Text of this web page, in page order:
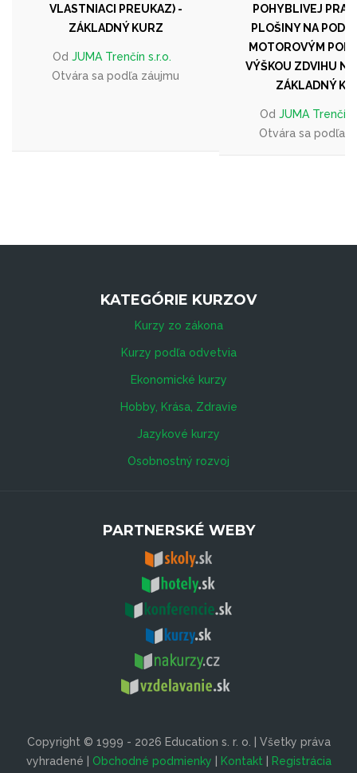
VLASTNIACI PREUKAZ) -
ZÁKLADNÝ KURZ
Od JUMA Trenčín s.r.o.
Otvára sa podľa záujmu
POHYBLIVEJ
PLOŠINY NA
MOTOROVÝM
VÝŠKOU ZDVIHU
ZÁKLADNÝ
Od JUMA Trenčín
Otvára sa podľa
KATEGÓRIE KURZOV
Kurzy zo zákona
Kurzy podľa odvetvia
Ekonomické kurzy
Hobby, Krása, Zdravie
Jazykové kurzy
Osobnostný rozvoj
PARTNERSKÉ WEBY
Copyright © 1999 - 2026 Education s. r. o. | Všetky práva
vyhradené | Obchodné podmienky | Kontakt | Registrácia